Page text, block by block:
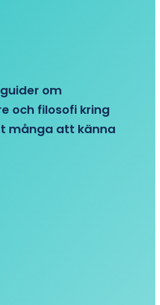
om
och filosofi kring
många att känna